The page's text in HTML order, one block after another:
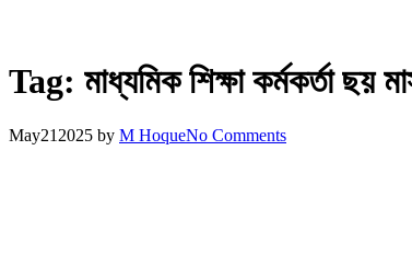
Tag: মাধ্যমিক শিক্ষা কর্মকর্তা ছয়
May21 2025 by M HoqueNo Comments